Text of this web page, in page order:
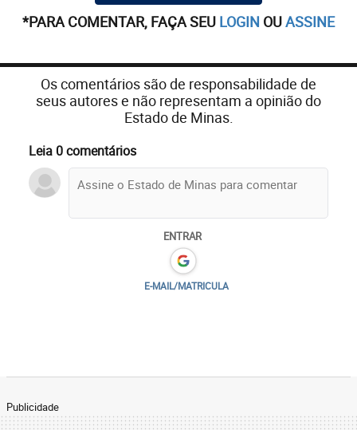
*PARA COMENTAR, FAÇA SEU LOGIN OUASSINE
Os comentários são de responsabilidade de
seus autores e não representam a opinião do
Estado de Minas.
Leia 0 comentários
ENTRAR
E-MAIL/MATRICULA
Publicidade